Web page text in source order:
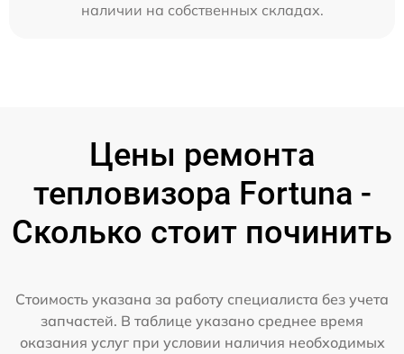
наличии на собственных складах.
Цены ремонта
тепловизора Fortuna -
Сколько стоит починить
Стоимость указана за работу специалиста без учета
запчастей. В таблице указано среднее время
оказания услуг при условии наличия необходимых